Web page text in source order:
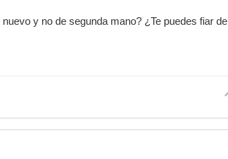
y no de segunda mano? ¿Te puedes fiar de